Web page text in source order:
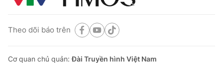
Theo dõi báo trên
Cơ quan chủ quản:Đài Truyền hình Việt Nam